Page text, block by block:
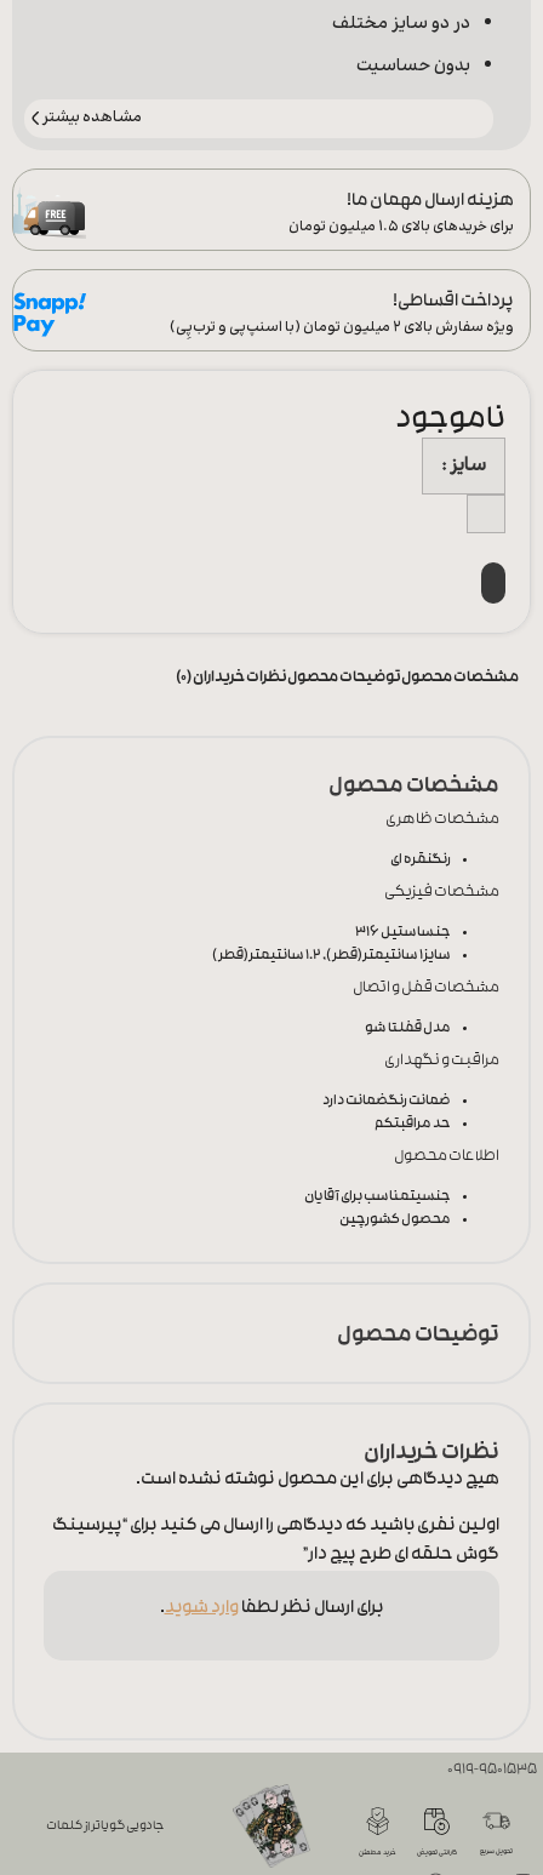
در دو سایز مختلف
بدون حساسیت
مشاهده بیشتر
هزینه ارسال مهمان ما!
برای خریدهای بالای ۱.۵ میلیون تومان
پرداخت اقساطی!
ویژه سفارش‌ بالای ۲ میلیون تومان (با اسنپ‌پی و ترب‌پِی)
ناموجود
سایز
مشخصات محصولتوضیحات محصولنظرات خریداران (0)
مشخصات محصول
مشخصات ظاهری
رنگنقره ای
مشخصات فیزیکی
جنساستیل 316
سایز1 سانتیمتر(قطر), 1.2 سانتیمتر(قطر)
مشخصات قفل و اتصال
مدل قفلتا شو
مراقبت و نگهداری
ضمانت رنگضمانت دارد
حد مراقبتکم
اطلاعات محصول
جنسیتمناسب برای آقایان
محصول کشورچین
توضیحات محصول
نظرات خریداران
هیچ دیدگاهی برای این محصول نوشته نشده است.
اولین نفری باشید که دیدگاهی را ارسال می کنید برای “پیرسینگ
گوش حلقه ای طرح پیچ دار”
برای ارسال نظر لطفاوارد شوید.
0919-9501535
تحویل سریع گارانتی تعویض خرید مطمئن
جادویی گویاتر از کلمات